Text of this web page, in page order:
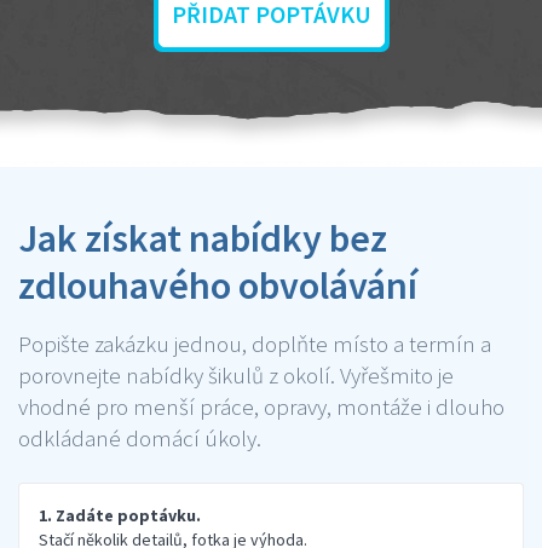
PŘIDAT POPTÁVKU
Jak získat nabídky bez
zdlouhavého obvolávání
Popište zakázku jednou, doplňte místo a termín a
porovnejte nabídky šikulů z okolí. Vyřešmito je
vhodné pro menší práce, opravy, montáže i dlouho
odkládané domácí úkoly.
1. Zadáte poptávku.
Stačí několik detailů, fotka je výhoda.